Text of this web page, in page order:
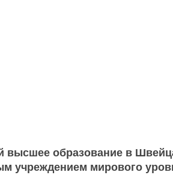
высшее образование в
учреждением мирового